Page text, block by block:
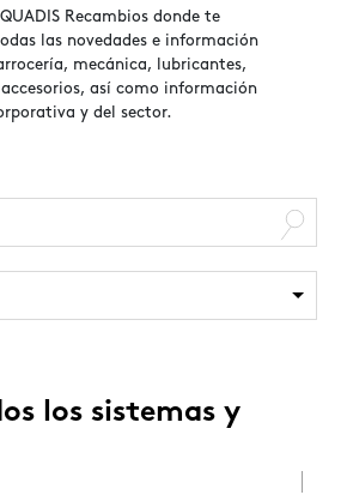
Recambios donde te
las novedades e información
mecánica, lubricantes,
así como información
y del sector.
los sistemas y